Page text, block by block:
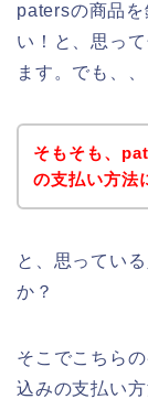
patersの商品
い！と、思っ
ます。でも、、
そもそも、
の支払い方法
と、思ってい
か？
そこでこちら
込みの支払い